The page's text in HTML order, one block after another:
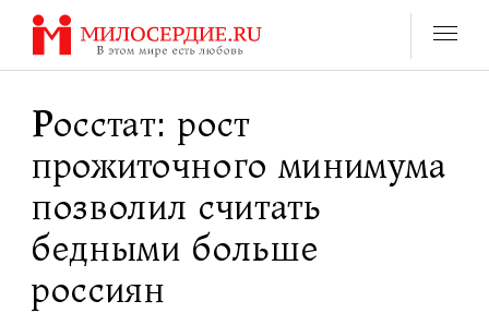
Перейти
содержанию
Росстат: рост
прожиточного минимума
позволил считать
бедными больше
россиян